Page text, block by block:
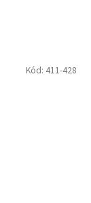
Kód: 411-428